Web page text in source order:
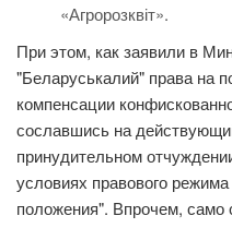
«Агророзквіт».
При этом, как заявили в
"Беларуськалий" права на
компенсации
сославшись на
принудительном
условиях правового
положения". Впрочем,